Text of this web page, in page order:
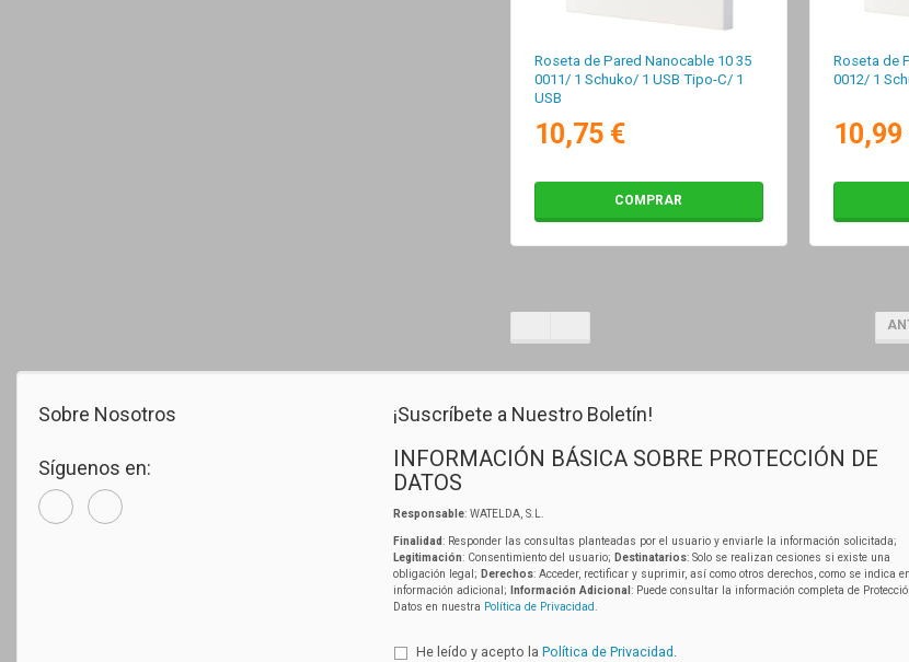
Roseta de Pared Nanocable 10 35
0011/ 1 Schuko/ 1 USB Tipo-C/ 1
USB
10,75 €
COMPRAR
Roseta de
0012/ 1
10,99
Sobre Nosotros
Síguenos en:
¡Suscríbete a Nuestro Boletín!
INFORMACIÓN BÁSICA SOBRE PROTECCIÓN DE
DATOS
Responsable: WATELDA, S.L.
Finalidad: Responder las consultas planteadas por el usuario y enviarle la información solicitada;
Legitimación: Consentimiento del usuario; Destinatarios: Solo se realizan cesiones si existe una
obligación legal; Derechos: Acceder, rectificar y suprimir, así como otros derechos, como se indica
información adicional;
Información Adicional : Puede consultar la información completa de
Datos en nuestra Política de Privacidad.
He leído y acepto la Política de Privacidad .